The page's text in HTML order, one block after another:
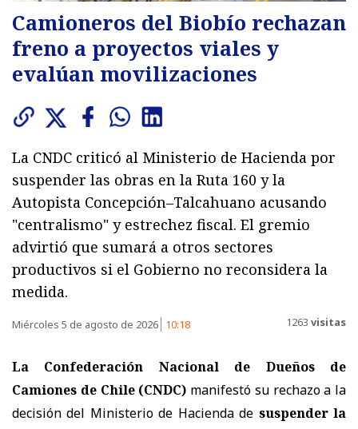
Camioneros del Biobío rechazan
freno a proyectos viales y
evalúan movilizaciones
La CNDC criticó al Ministerio de Hacienda por
suspender las obras en la Ruta 160 y la
Autopista Concepción–Talcahuano acusando
"centralismo" y estrechez fiscal. El gremio
advirtió que sumará a otros sectores
productivos si el Gobierno no reconsidera la
medida.
Miércoles 5 de agosto de 2026 10:18 1263 visitas
La Confederación Nacional de Dueños de
Camiones de Chile (CNDC) manifestó su rechazo a la
decisión del Ministerio de Hacienda de suspender la